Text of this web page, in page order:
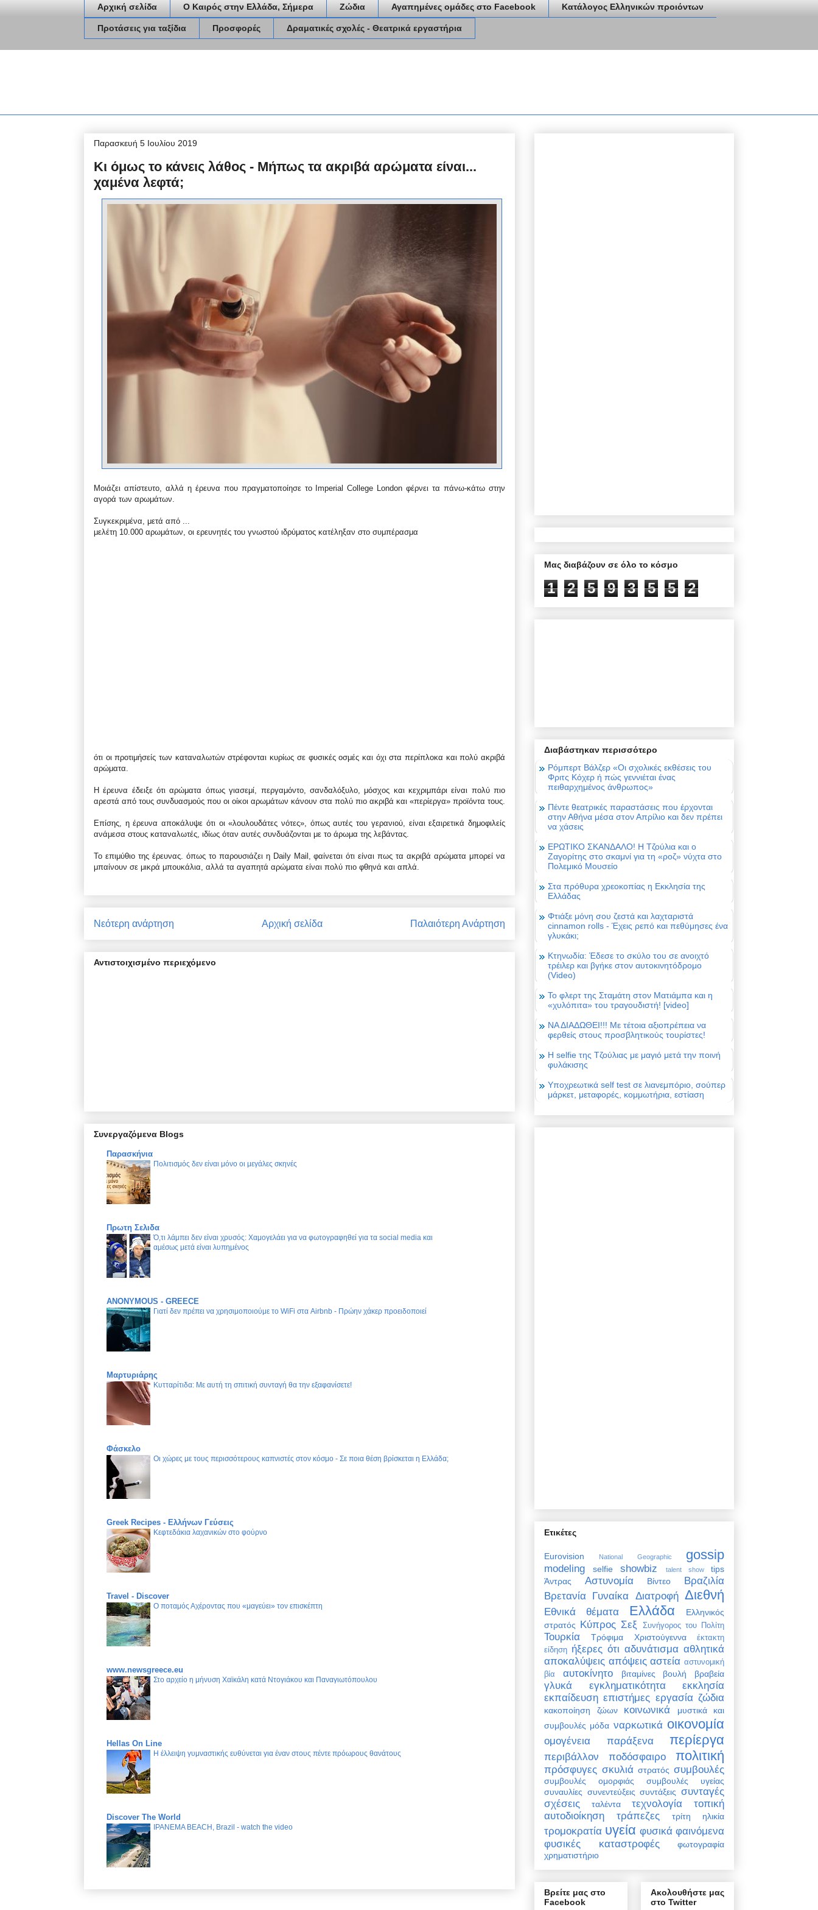
Αρχική σελίδα Ο Καιρός στην Ελλάδα, Σήμερα Ζώδια Αγαπημένες ομάδες στο Facebook Κατάλογος Ελληνικών προιόντων
Προτάσεις για ταξίδια Προσφορές Δραματικές σχολές - Θεατρικά εργαστήρια
Παρασκευή 5 Ιουλίου 2019
Κι όμως το κάνεις λάθος - Μήπως τα ακριβά αρώματα είναι...
χαμένα λεφτά;
Μοιάζει απίστευτο, αλλά η έρευνα που πραγματοποίησε το Imperial College London φέρνει τα πάνω-κάτω στην
αγορά των αρωμάτων.
Συγκεκριμένα, μετά από ...
μελέτη 10.000 αρωμάτων, οι ερευνητές του γνωστού ιδρύματος κατέληξαν στο συμπέρασμα
ότι οι προτιμήσείς των καταναλωτών στρέφονται κυρίως σε φυσικές οσμές και όχι στα περίπλοκα και πολύ ακριβά
αρώματα.
Η έρευνα έδειξε ότι αρώματα όπως γιασεμί, περγαμόντο, σανδαλόξυλο, μόσχος και κεχριμπάρι είναι πολύ πιο
αρεστά από τους συνδυασμούς που οι οίκοι αρωμάτων κάνουν στα πολύ πιο ακριβά και «περίεργα» προϊόντα τους.
Επίσης, η έρευνα αποκάλυψε ότι οι «λουλουδάτες νότες», όπως αυτές του γερανιού, είναι εξαιρετικά δημοφιλείς
ανάμεσα στους καταναλωτές, ιδίως όταν αυτές συνδυάζονται με το άρωμα της λεβάντας.
Το επιμύθιο της έρευνας. όπως το παρουσιάζει η Daily Mail, φαίνεται ότι είναι πως τα ακριβά αρώματα μπορεί να
μπαίνουν σε μικρά μπουκάλια, αλλά τα αγαπητά αρώματα είναι πολύ πιο φθηνά και απλά.
Νεότερη ανάρτηση Παλαιότερη Ανάρτηση
Αρχική σελίδα
Αντιστοιχισμένο περιεχόμενο
Συνεργαζόμενα Blogs
Παρασκήνια
Πολιτισμός δεν είναι μόνο οι μεγάλες σκηνές
Πρωτη Σελιδα
Ό,τι λάμπει δεν είναι χρυσός: Χαμογελάει για να φωτογραφηθεί για τα social media και
αμέσως μετά είναι λυπημένος
ANONYMOUS - GREECE
Γιατί δεν πρέπει να χρησιμοποιούμε το WiFi στα Airbnb - Πρώην χάκερ προειδοποιεί
Μαρτυριάρης
Κυτταρίτιδα: Με αυτή τη σπιτική συνταγή θα την εξαφανίσετε!
Φάσκελο
Οι χώρες με τους περισσότερους καπνιστές στον κόσμο - Σε ποια θέση βρίσκεται η Ελλάδα;
Greek Recipes - Ελλήνων Γεύσεις
Κεφτεδάκια λαχανικών στο φούρνο
Travel - Discover
Ο ποταμός Αχέροντας που «μαγεύει» τον επισκέπτη
www.newsgreece.eu
Στο αρχείο η μήνυση Χαϊκάλη κατά Ντογιάκου και Παναγιωτόπουλου
Hellas On Line
Η έλλειψη γυμναστικής ευθύνεται για έναν στους πέντε πρόωρους θανάτους
Discover The World
IPANEMA BEACH, Brazil - watch the video
Μας διαβάζουν σε όλο το κόσμο
1 2 5 9 3 5 5 2
Διαβάστηκαν περισσότερο
Ρόμπερτ Βάλζερ «Οι σχολικές εκθέσεις του
Φριτς Κόχερ ή πώς γεννιέται ένας
πειθαρχημένος άνθρωπος»
Πέντε θεατρικές παραστάσεις που έρχονται
στην Αθήνα μέσα στον Απρίλιο και δεν πρέπει
να χάσεις
ΕΡΩΤΙΚΟ ΣΚΑΝΔΑΛΟ! Η Τζούλια και ο
Ζαγορίτης στο σκαμνί για τη «ροζ» νύχτα στο
Πολεμικό Μουσείο
Στα πρόθυρα χρεοκοπίας η Εκκλησία της
Ελλάδας
Φτιάξε μόνη σου ζεστά και λαχταριστά
cinnamon rolls - Έχεις ρεπό και πεθύμησες ένα
γλυκάκι;
Κτηνωδία: Έδεσε το σκύλο του σε ανοιχτό
τρέιλερ και βγήκε στον αυτοκινητόδρομο
(Video)
Το φλερτ της Σταμάτη στον Ματιάμπα και η
«χυλόπιτα» του τραγουδιστή! [video]
ΝΑ ΔΙΑΔΩΘΕΙ!!! Με τέτοια αξιοπρέπεια να
φερθείς στους προσβλητικούς τουρίστες!
Η selfie της Τζούλιας με μαγιό μετά την ποινή
φυλάκισης
Υποχρεωτικά self test σε λιανεμπόριο, σούπερ
μάρκετ, μεταφορές, κομμωτήρια, εστίαση
Ετικέτες
Eurovision National Geographic gossip
modeling selfie showbiz talent show
tips
Άντρας
Αστυνομία Βίντεο
Βραζιλία
Βρετανία Γυναίκα Διατροφή Διεθνή
Εθνικά θέματα Ελλάδα
Ελληνικός
στρατός Κύπρος Σεξ Συνήγορος του Πολίτη
Τουρκία Τρόφιμα Χριστούγεννα
έκτακτη
είδηση ήξερες ότι αδυνάτισμα αθλητικά
αποκαλύψεις απόψεις αστεία αστυνομική
βία
αυτοκίνητο βιταμίνες βουλή βραβεία
γλυκά εγκληματικότητα
εκκλησία
εκπαίδευση επιστήμες εργασία ζώδια
κακοποίηση ζώων κοινωνικά
μυστικά και
συμβουλές μόδα ναρκωτικά οικονομία
ομογένεια παράξενα περίεργα
περιβάλλον ποδόσφαιρο πολιτική
πρόσφυγες σκυλιά στρατός συμβουλές
συμβουλές ομορφιάς
συμβουλές υγείας
συναυλίες συνεντεύξεις συντάξεις συνταγές
σχέσεις
ταλέντα τεχνολογία
τοπική
αυτοδιοίκηση
τράπεζες τρίτη ηλικία
τρομοκρατία υγεία φυσικά φαινόμενα
φυσικές καταστροφές
φωτογραφία
χρηματιστήριο
Βρείτε μας στο
Facebook
Ακολουθήστε μας
στο Twitter